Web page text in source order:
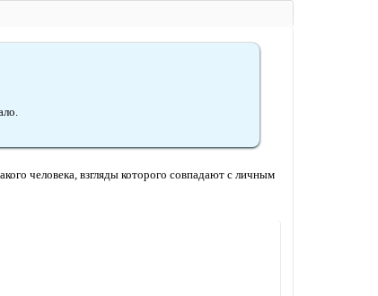
человека, взгляды которого совпадают с личным